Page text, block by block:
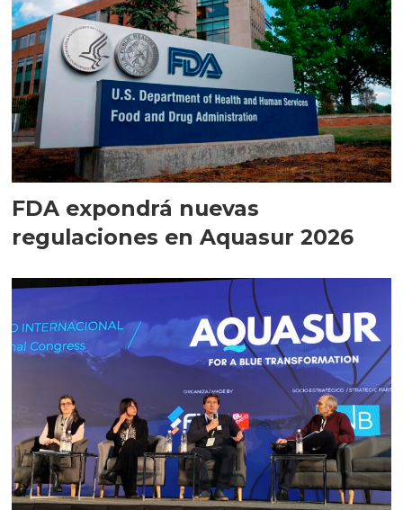
FDA expondrá nuevas
regulaciones en Aquasur 2026